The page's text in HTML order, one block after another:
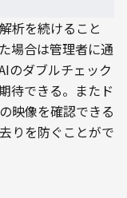
析を続けること
場合は管理者に通
のダブルチェック
待できる。またド
映像を確認できる
りを防ぐことがで